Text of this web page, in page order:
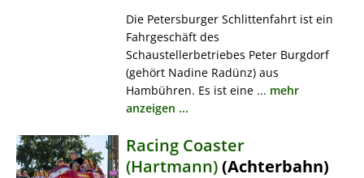
Die Petersburger Schlittenfahrt ist ein
Fahrgeschäft des
Schaustellerbetriebes Peter Burgdorf
(gehört Nadine Radünz) aus
Hambühren. Es ist eine ... mehr
anzeigen ...
Racing Coaster
(Hartmann)(Achterbahn)